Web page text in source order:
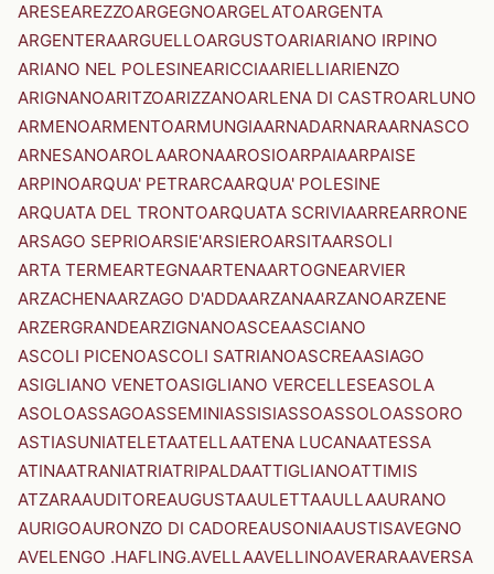
ARESEAREZZOARGEGNOARGELATOARGENTA
ARGENTERAARGUELLOARGUSTOARIARIANO IRPINO
ARIANO NEL POLESINEARICCIAARIELLIARIENZO
ARIGNANOARITZOARIZZANOARLENA DI CASTROARLUNO
ARMENOARMENTOARMUNGIAARNADARNARAARNASCO
ARNESANOAROLAARONAAROSIOARPAIAARPAISE
ARPINOARQUA' PETRARCAARQUA' POLESINE
ARQUATA DEL TRONTOARQUATA SCRIVIAARREARRONE
ARSAGO SEPRIOARSIE'ARSIEROARSITAARSOLI
ARTA TERMEARTEGNAARTENAARTOGNEARVIER
ARZACHENAARZAGO D'ADDAARZANAARZANOARZENE
ARZERGRANDEARZIGNANOASCEAASCIANO
ASCOLI PICENOASCOLI SATRIANOASCREAASIAGO
ASIGLIANO VENETOASIGLIANO VERCELLESEASOLA
ASOLOASSAGOASSEMINIASSISIASSOASSOLOASSORO
ASTIASUNIATELETAATELLAATENA LUCANAATESSA
ATINAATRANIATRIATRIPALDAATTIGLIANOATTIMIS
ATZARAAUDITOREAUGUSTAAULETTAAULLAAURANO
AURIGOAURONZO DI CADOREAUSONIAAUSTISAVEGNO
AVELENGO .HAFLING.AVELLAAVELLINOAVERARAAVERSA